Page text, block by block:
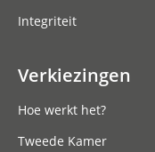
Integriteit
Verkiezingen
Hoe werkt het?
Tweede Kamer